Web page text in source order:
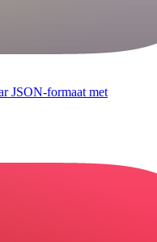
JSON-formaat met